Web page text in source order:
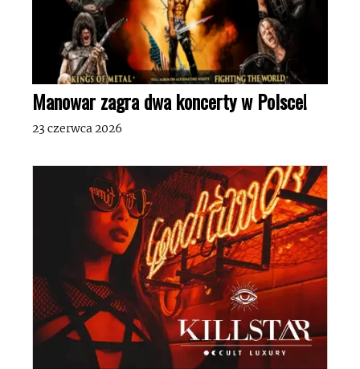
Manowar zagra dwa koncerty w Polsce!
23 czerwca 2026